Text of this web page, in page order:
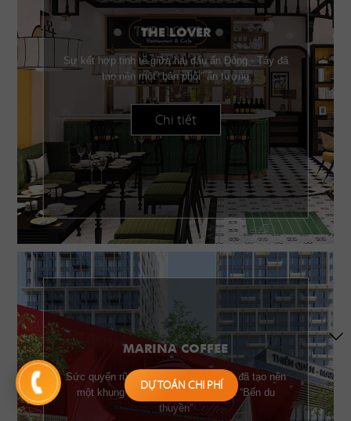
THE LOVER
Sự kết hợp tinh tế giữa hai dấu ấn Đông - Tây đã
tạo nên một “bản phối” ấn tượng
Chi tiết
MARINA COFFEE
Sức quyến rũ của những chiếc buồm đã tạo nên
một khung cảnh đặc trưng của một “Bến du
thuyền”
DỰ TOÁN CHI PHÍ